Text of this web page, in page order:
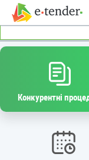
Конкурентні